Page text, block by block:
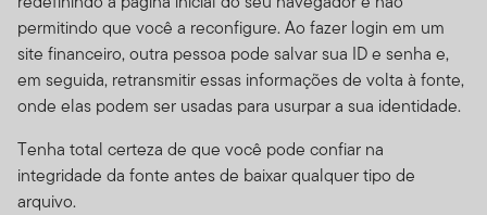
permitindo que você a reconfigure. Ao fazer login em um
site financeiro, outra pessoa pode salvar sua ID e senha e,
em seguida, retransmitir essas informações de volta à fonte,
onde elas podem ser usadas para usurpar a sua identidade.
Tenha total certeza de que você pode confiar na
integridade da fonte antes de baixar qualquer tipo de
arquivo.